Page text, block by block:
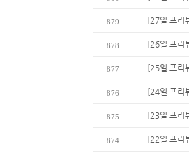
879 [27일 프리
878 [26일 프리
877 [25일 프리
876 [24일 프리
875 [23일 프리
874 [22일 프리